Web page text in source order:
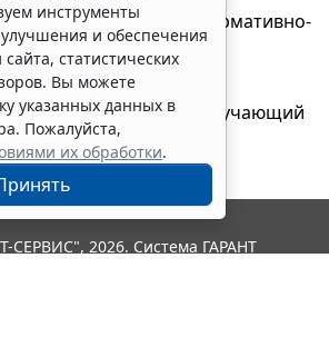
теперь анализирует нормативно-
экспресс" провел обучающий
с AI-ассистентом Искра
инструменты
и обеспечения
статистических
Вы можете
указанных данных в
Пожалуйста,
их обработки.
2026. Система ГАРАНТ